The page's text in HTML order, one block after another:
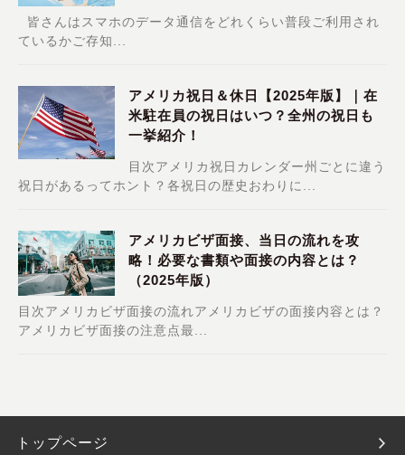
皆さんはスマホのデータ通信をどれくらい普段ご利用され
ているかご存知...
アメリカ祝日＆休日【2025年版】｜在
米駐在員の祝日はいつ？全州の祝日も
一挙紹介！
目次アメリカ祝日カレンダー州ごとに違う
祝日があるってホント？各祝日の歴史おわりに...
アメリカビザ面接、当日の流れを攻
略！必要な書類や面接の内容とは？
（2025年版）
目次アメリカビザ面接の流れアメリカビザの面接内容とは？
アメリカビザ面接の注意点最...
トップページ